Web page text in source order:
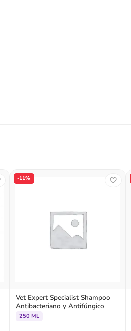
-11%
Vet Expert Specialist Shampoo
Antibacteriano y Antifúngico
250 ML